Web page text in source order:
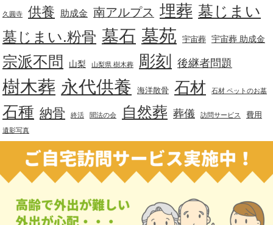
久圓寺 供養 助成金 南アルプス 埋葬 墓じまい
墓じまい.粉骨 墓石 墓苑 宇宙葬 宇宙葬 助成金
宗派不問 山梨 山梨県 樹木葬 彫刻 後継者問題
樹木葬 永代供養 海洋散骨 石材 石材 ペットのお墓
石種 納骨 終活 聞法の会 自然葬 葬儀 訪問サービス 費用
遺影写真